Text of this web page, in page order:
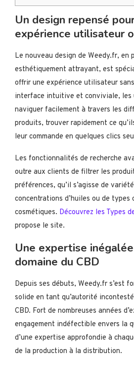
Un design repensé
expérience utilisateur
Le nouveau design de Weedy.fr, en
esthétiquement attrayant, est
offrir une expérience utilisateur
interface intuitive et conviviale, les
naviguer facilement à travers les
produits, trouver rapidement ce
leur commande en quelques clics
Les fonctionnalités de recherche
outre aux clients de filtrer les
préférences, qu’il s’agisse de
concentrations d’huiles ou de types
cosmétiques. Découvrez les Types
propose le site.
Une expertise
domaine du CBD
Depuis ses débuts, Weedy.fr s’est
solide en tant qu’autorité
CBD. Fort de nombreuses années
engagement indéfectible envers la
d’une expertise approfondie à
de la production à la distribution.